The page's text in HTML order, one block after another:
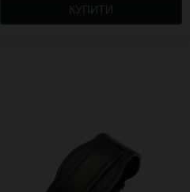
КУПИТИ